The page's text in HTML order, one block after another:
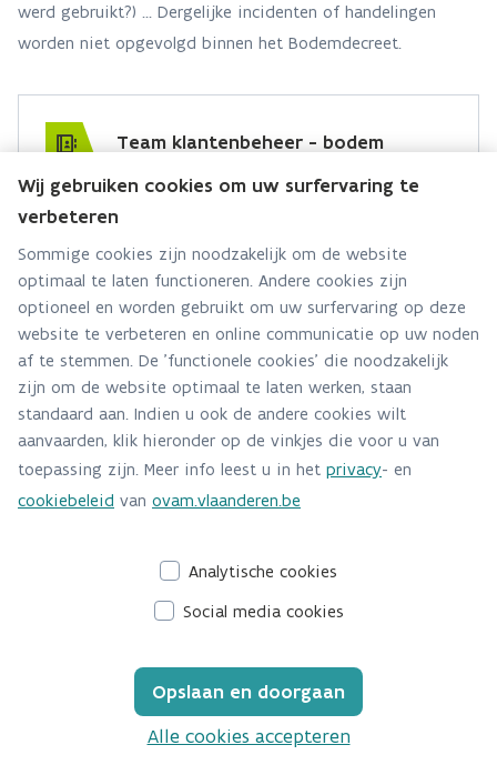
werd gebruikt?) ... Dergelijke incidenten of handelingen
worden niet opgevolgd binnen het Bodemdecreet.
Team klantenbeheer - bodem
Hebt u een vraag voor dit team? Stel ze hier:
Via contact formulier
Alle contactgegevens
Adres
Stationsstraat 110
2800 Mechelen
Route en bereikbaarheid
Telefoon
015/284.458
Wij gebruiken cookies om uw surfervaring te
verbeteren
Sommige cookies zijn noodzakelijk om de website
optimaal te laten functioneren. Andere cookies zijn
optioneel en worden gebruikt om uw surfervaring op deze
website te verbeteren en online communicatie op uw noden
af te stemmen. De 'functionele cookies' die noodzakelijk
zijn om de website optimaal te laten werken, staan
standaard aan. Indien u ook de andere cookies wilt
aanvaarden, klik hieronder op de vinkjes die voor u van
toepassing zijn. Meer info leest u in het privacy- en
cookiebeleid van ovam.vlaanderen.be
Analytische cookies
Social media cookies
Opslaan en doorgaan
Alle cookies accepteren